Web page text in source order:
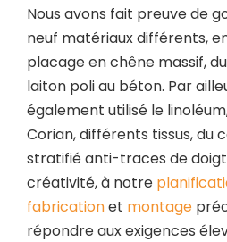
Nous avons fait preuve de
neuf matériaux différents,
placage en chêne massif,
laiton poli au béton. Par
également utilisé le
Corian, différents tissus, du
stratifié anti-traces de
créativité, à notre
fabricationet montage
répondre aux exigences